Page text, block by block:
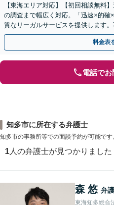
【東海エリア対応】【初回相談無料
の調査まで幅広く対応。「迅速×的確
質なリーガルサービスを提供します
もお任せください【休日・夜間対応
料金表
電話で
知多市に所在する弁護士
知多市の事務所等での面談予約が可能です
1 人の弁護士が見つかりました
森 悠 弁
東海知多総合